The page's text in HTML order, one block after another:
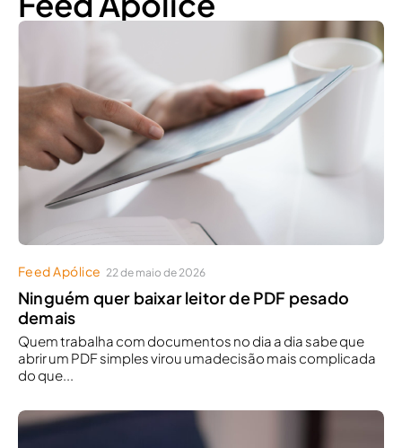
Feed Apólice 22 de maio de 2026
Ninguém quer baixar leitor de PDF pesado
demais
Quem trabalha com documentos no dia a dia sabe que
abrir um PDF simples virou umadecisão mais complicada
do que...